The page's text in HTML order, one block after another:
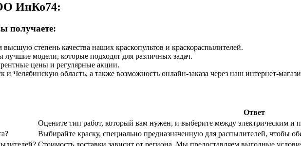
ИнКо74:
получаете:
степень качества наших краскопультов и краскораспылителей.
модели, которые подходят для различных задач.
цены и регулярные акции.
и Челябинскую область, а также возможность онлайн-заказа через наш интернет-
Ответ
Оцените тип работ, который вам нужен, и выберите между электрическим и
Выбирайте краску, специально предназначенную для распылителей, чтобы